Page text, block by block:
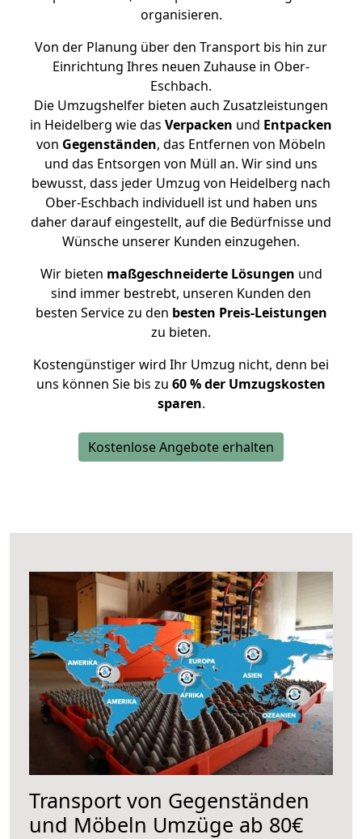
organisieren.
Von der Planung über den Transport bis hin zur
Einrichtung Ihres neuen Zuhause in Ober-
Eschbach.
Die Umzugshelfer bieten auch Zusatzleistungen
in Heidelberg wie das Verpacken und Entpacken
von Gegenständen, das Entfernen von Möbeln
und das Entsorgen von Müll an. Wir sind uns
bewusst, dass jeder Umzug von Heidelberg nach
Ober-Eschbach individuell ist und haben uns
daher darauf eingestellt, auf die Bedürfnisse und
Wünsche unserer Kunden einzugehen.
Wir bieten maßgeschneiderte Lösungen und
sind immer bestrebt, unseren Kunden den
besten Service zu den besten Preis-Leistungen
zu bieten.
Kostengünstiger wird Ihr Umzug nicht, denn bei
uns können Sie bis zu 60 % der Umzugskosten
sparen.
Kostenlose Angebote erhalten
Transport von Gegenständen
und Möbeln Umzüge ab 80€